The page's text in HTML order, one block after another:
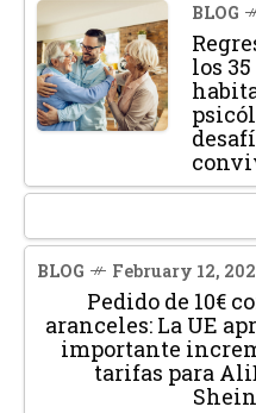
BLOG
los
BLOG February 12,
Pedido de 10€
aranceles: La UE
importante
tarifas para